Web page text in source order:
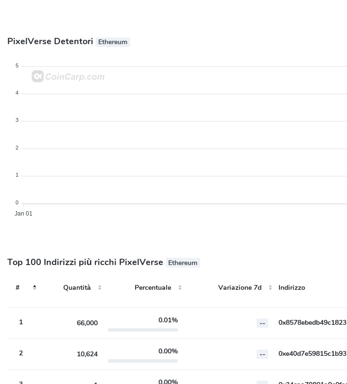
PixelVerse Detentori Ethereum
Jan 01
5
4
3
2
1
0
Top 100 Indirizzi più ricchi PixelVerse Ethereum
# Quantità Percentuale Variazione 7d
Indirizzo
1
66,000 0.01% --
2 10,624 0.00% --